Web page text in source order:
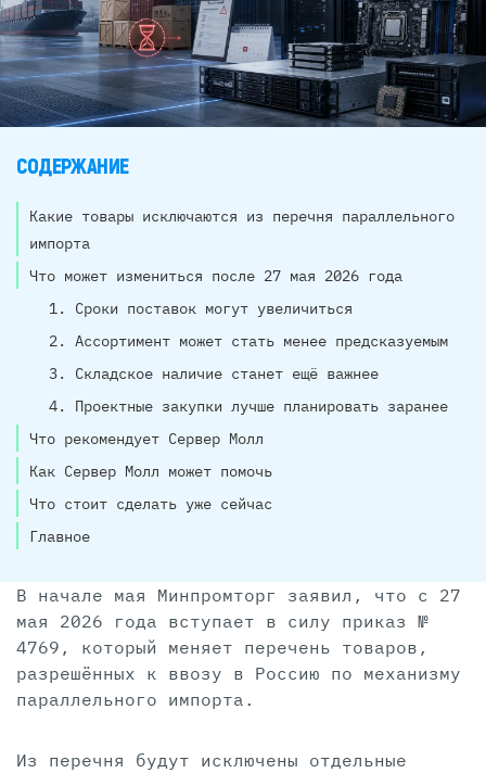
СОДЕРЖАНИЕ
Какие товары исключаются из перечня параллельного
импорта
Что может измениться после 27 мая 2026 года
1. Сроки поставок могут увеличиться
2. Ассортимент может стать менее предсказуемым
3. Складское наличие станет ещё важнее
4. Проектные закупки лучше планировать заранее
Что рекомендует Сервер Молл
Как Сервер Молл может помочь
Что стоит сделать уже сейчас
Главное
В начале мая Минпромторг заявил, что с 27
мая 2026 года вступает в силу приказ №
4769, который меняет перечень товаров,
разрешённых к ввозу в Россию по механизму
параллельного импорта.
Из перечня будут исключены отдельные